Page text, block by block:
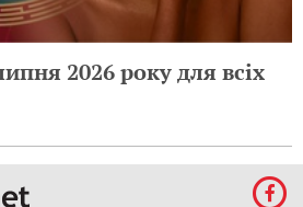
2026 року для всіх